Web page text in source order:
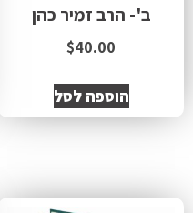
ב'- הרב זמיר כהן
$40.00
הוספה לסל